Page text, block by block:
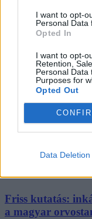
I want to opt-
Personal Data
Opted In
I want to opt-
Retention,
Personal Data
Purposes for
Opted Out
Data Deletion
„Egészséges
Az iskolakezdés
aktuális kérdés.
intézményvezetőknek
felesleges papírokat.
Közoktatás
Friss kutatás:
a magyar